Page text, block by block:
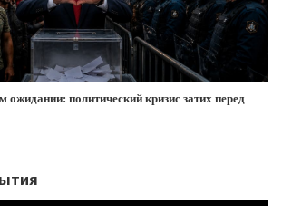
ожидании: политический кризис затих перед